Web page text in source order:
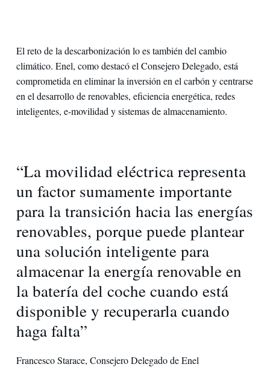
El reto de la descarbonización lo es también del cambio
climático. Enel, como destacó el Consejero Delegado, está
comprometida en eliminar la inversión en el carbón y centrarse
en el desarrollo de renovables, eficiencia energética, redes
inteligentes, e-movilidad y sistemas de almacenamiento.
“La movilidad eléctrica representa
un factor sumamente importante
para la transición hacia las energías
renovables, porque puede plantear
una solución inteligente para
almacenar la energía renovable en
la batería del coche cuando está
disponible y recuperarla cuando
haga falta”
Francesco Starace, Consejero Delegado de Enel